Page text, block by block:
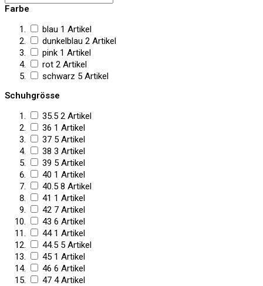
Farbe
blau 1 Artikel
dunkelblau 2 Artikel
pink 1 Artikel
rot 2 Artikel
schwarz 5 Artikel
Schuhgrösse
35.5 2 Artikel
36 1 Artikel
37 5 Artikel
38 3 Artikel
39 5 Artikel
40 1 Artikel
40.5 8 Artikel
41 1 Artikel
42 7 Artikel
43 6 Artikel
44 1 Artikel
44.5 5 Artikel
45 1 Artikel
46 6 Artikel
47 4Artikel